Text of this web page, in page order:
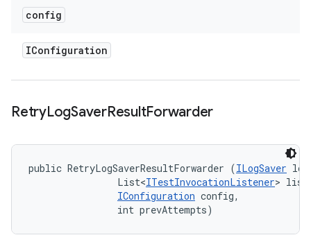
config
IConfiguration
RetryLogSaverResultForwarder
public RetryLogSaverResultForwarder (ILogSaver
                List<
ITestInvocationListener>
IConfiguration config,
                int prevAttempts)